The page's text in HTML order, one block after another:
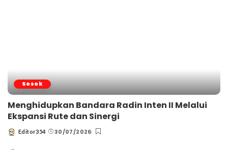
Sosok
Menghidupkan Bandara Radin Inten II Melalui
Ekspansi Rute dan Sinergi
Posted
Editor354 30/07/2026